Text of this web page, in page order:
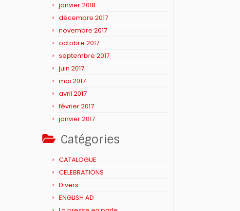
janvier 2018
décembre 2017
novembre 2017
octobre 2017
septembre 2017
juin 2017
mai 2017
avril 2017
février 2017
janvier 2017
Catégories
CATALOGUE
CELEBRATIONS
Divers
ENGLISH AD